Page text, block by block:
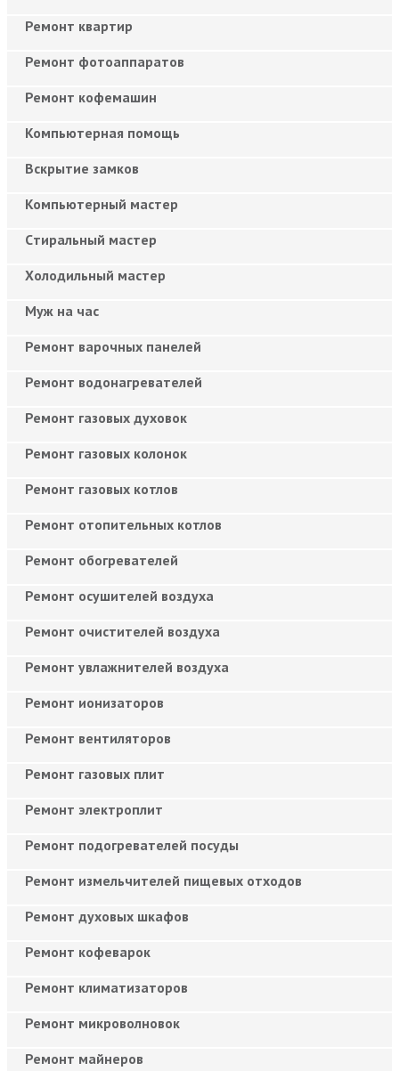
Ремонт квартир
Ремонт фотоаппаратов
Ремонт кофемашин
Компьютерная помощь
Вскрытие замков
Компьютерный мастер
Cтиральный мастер
Холодильный мастер
Муж на час
Ремонт варочных панелей
Ремонт водонагревателей
Ремонт газовых духовок
Ремонт газовых колонок
Ремонт газовых котлов
Ремонт отопительных котлов
Ремонт обогревателей
Ремонт осушителей воздуха
Ремонт очистителей воздуха
Ремонт увлажнителей воздуха
Ремонт ионизаторов
Ремонт вентиляторов
Ремонт газовых плит
Ремонт электроплит
Ремонт подогревателей посуды
Ремонт измельчителей пищевых отходов
Ремонт духовых шкафов
Ремонт кофеварок
Ремонт климатизаторов
Ремонт микроволновок
Ремонт майнеров